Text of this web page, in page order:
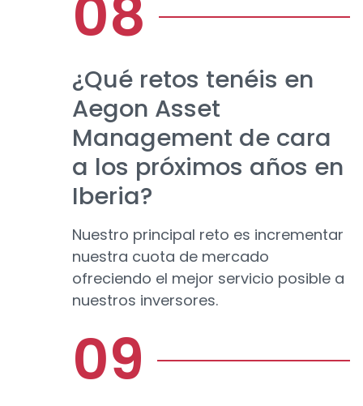
¿Qué retos tenéis en
Aegon Asset
Management de cara
a los próximos años en
Iberia?
Nuestro principal reto es incrementar
nuestra cuota de mercado
ofreciendo el mejor servicio posible a
nuestros inversores.